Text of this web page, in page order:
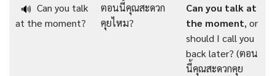
🔊 Can you talk
at the moment?
ตอนนี้คุณสะดวก
คุยไหม?
Can you talk at
the moment, or
should I call you
back later? (ตอน
นี้คุณสะดวกคุย